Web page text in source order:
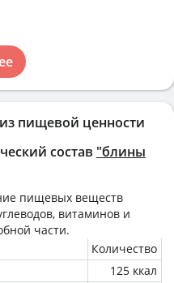
пищевой ценности
состав "блины
пищевых веществ
витаминов и
части.
Количество
125 ккал